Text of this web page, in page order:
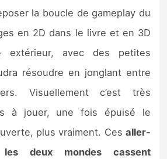
la boucle de gameplay du
en 2D dans le livre et en 3D
extérieur, avec des petites
résoudre en jonglant entre
Visuellement c’est très
à jouer, une fois épuisé le
plus vraiment. Ces aller-
deux mondes cassent